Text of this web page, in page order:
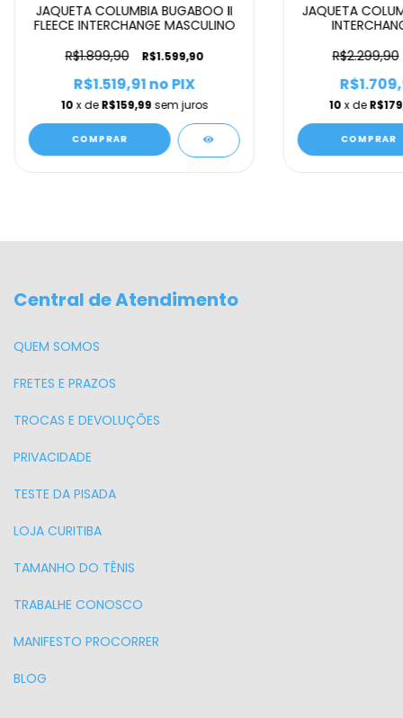
JAQUETA COLUMBIA BUGABOO II
FLEECE INTERCHANGE MASCULINO
R$1.899,90
R$1.599,90
10x deR$159,99 sem juros
R$1.519,91no PIX
COMPRAR
JAQUETA
R$2.299,90
10 x de
COMPRAR
Central de Atendimento
QUEM SOMOS
FRETES E PRAZOS
TROCAS E DEVOLUÇÕES
PRIVACIDADE
TESTE DA PISADA
LOJA CURITIBA
TAMANHO DO TÊNIS
TRABALHE CONOSCO
MANIFESTO PROCORRER
BLOG